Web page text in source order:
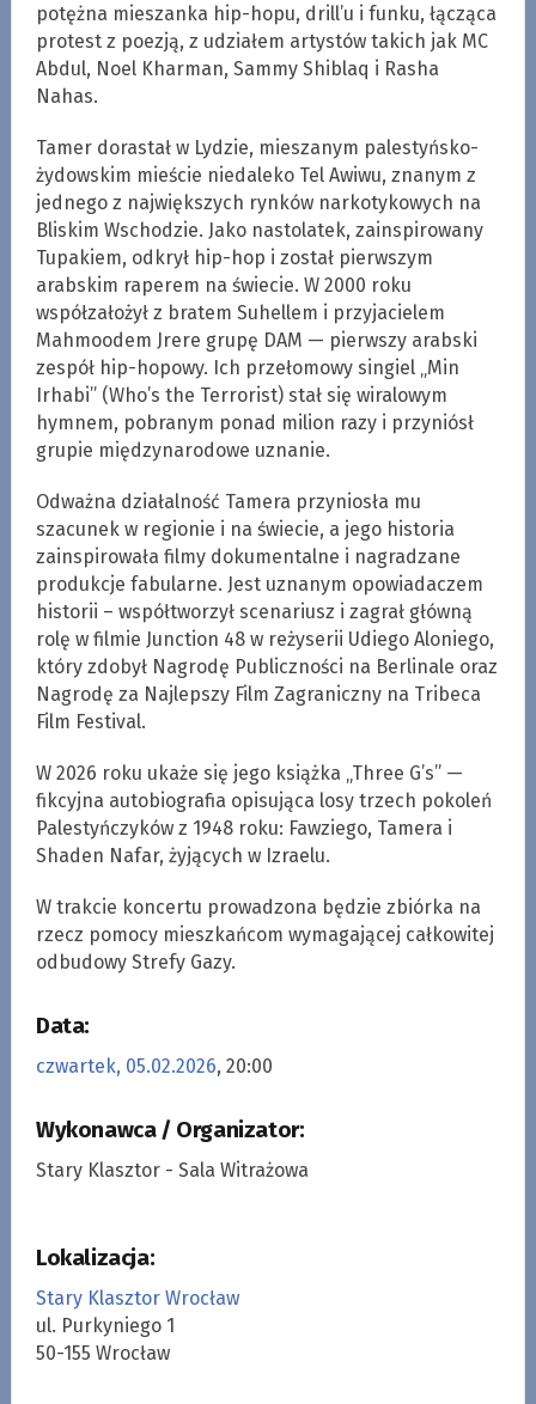
potężna mieszanka hip-hopu, drill’u i funku, łącząca
protest z poezją, z udziałem artystów takich jak MC
Abdul, Noel Kharman, Sammy Shiblaq i Rasha
Nahas.
Tamer dorastał w Lydzie, mieszanym palestyńsko-
żydowskim mieście niedaleko Tel Awiwu, znanym z
jednego z największych rynków narkotykowych na
Bliskim Wschodzie. Jako nastolatek, zainspirowany
Tupakiem, odkrył hip-hop i został pierwszym
arabskim raperem na świecie. W 2000 roku
współzałożył z bratem Suhellem i przyjacielem
Mahmoodem Jrere grupę DAM — pierwszy arabski
zespół hip-hopowy. Ich przełomowy singiel „Min
Irhabi” (Who’s the Terrorist) stał się wiralowym
hymnem, pobranym ponad milion razy i przyniósł
grupie międzynarodowe uznanie.
Odważna działalność Tamera przyniosła mu
szacunek w regionie i na świecie, a jego historia
zainspirowała filmy dokumentalne i nagradzane
produkcje fabularne. Jest uznanym opowiadaczem
historii – współtworzył scenariusz i zagrał główną
rolę w filmie Junction 48 w reżyserii Udiego Aloniego,
który zdobył Nagrodę Publiczności na Berlinale oraz
Nagrodę za Najlepszy Film Zagraniczny na Tribeca
Film Festival.
W 2026 roku ukaże się jego książka „Three G’s” —
fikcyjna autobiografia opisująca losy trzech pokoleń
Palestyńczyków z 1948 roku: Fawziego, Tamera i
Shaden Nafar, żyjących w Izraelu.
W trakcie koncertu prowadzona będzie zbiórka na
rzecz pomocy mieszkańcom wymagającej całkowitej
odbudowy Strefy Gazy.
Data:
czwartek, 05.02.2026, 20:00
Wykonawca / Organizator:
Stary Klasztor - Sala Witrażowa
Lokalizacja:
Stary Klasztor Wrocław
ul. Purkyniego 1
50-155 Wrocław